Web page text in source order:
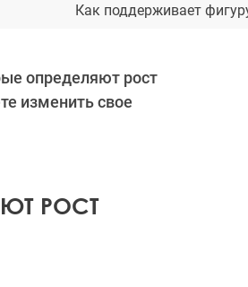
Как поддерживает
определяют рост
изменить свое
РОСТ